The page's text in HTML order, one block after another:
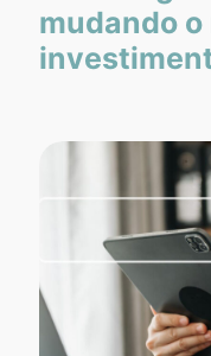
mudando